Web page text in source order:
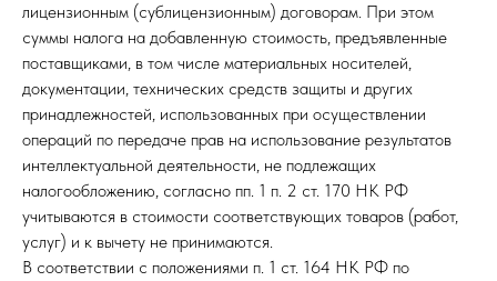
лицензионным (сублицензионным) договорам. При этом
суммы налога на добавленную стоимость, предъявленные
поставщиками, в том числе материальных носителей,
документации, технических средств защиты и других
принадлежностей, использованных при осуществлении
операций по передаче прав на использование результатов
интеллектуальной деятельности, не подлежащих
налогообложению, согласно пп. 1 п. 2 ст. 170 НК РФ
учитываются в стоимости соответствующих товаров (работ,
услуг) и к вычету не принимаются.
В соответствии с положениями п. 1 ст. 164 НК РФ по